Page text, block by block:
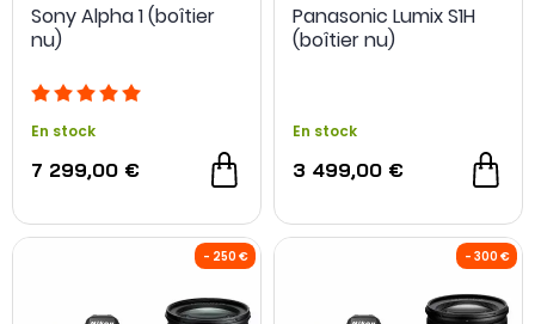
Sony Alpha 1 (boîtier
nu)
En stock
7 299,00 €
Panasonic Lumix S1H
(boîtier nu)
En stock
3 499,00 €